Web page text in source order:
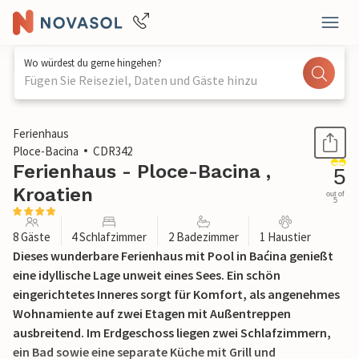
Wo würdest du gerne hingehen?
Fügen Sie Reiseziel, Daten und Gäste hinzu
1 / 55
Ferienhaus
Ploce-Bacina
CDR342
Ferienhaus - Ploce-Bacina ,
Kroatien
5
out of
5
8 Gäste 4 Schlafzimmer 2 Badezimmer 1 Haustier
Dieses wunderbare Ferienhaus mit Pool in Baćina genießt
eine idyllische Lage unweit eines Sees. Ein schön
eingerichtetes Inneres sorgt für Komfort, als angenehmes
Wohnamiente auf zwei Etagen mit Außentreppen
ausbreitend. Im Erdgeschoss liegen zwei Schlafzimmern,
ein Bad sowie eine separate Küche mit Grill und